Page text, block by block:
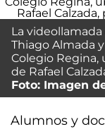
La
Thiago Almada
Colegio Regina,
de Rafael
Foto: Imagen
Alumnos y